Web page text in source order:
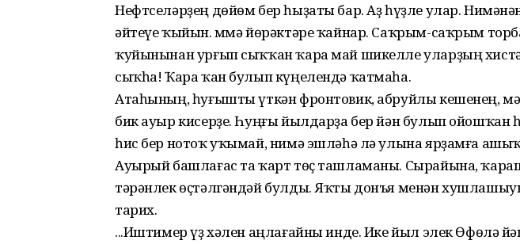
Нефтселәрҙең дөйөм бер һыҙаты бар. Аҙ һүҙле улар.
әйтеүе ҡыйын. Әммә йөрәктәре ҡайнар. Саҡрым-саҡрым
ҡуйынынан урғып сыҡҡан ҡара май шикелле уларҙың
сыҡһа! Ҡара ҡан булып күңелендә ҡатмаһа.
Атаһының, һуғышты үткән фронтовик, абруйлы кешенең,
бик ауыр кисерҙе. Һуңғы йылдарҙа бер йән булып ойошҡан
һис бер нотоҡ уҡымай, нимә эшләһә лә улына ярҙамға
Ауырый башлағас та ҡарт төҫ ташламаны. Сырайына,
тәрәнлек өҫтәлгәндәй булды. Яҡты донъя менән
тарих.
...Иштимер үҙ хәлен аңлағайны инде. Ике йыл элек Өфөлә